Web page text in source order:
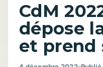
CdM
dépose
et prend